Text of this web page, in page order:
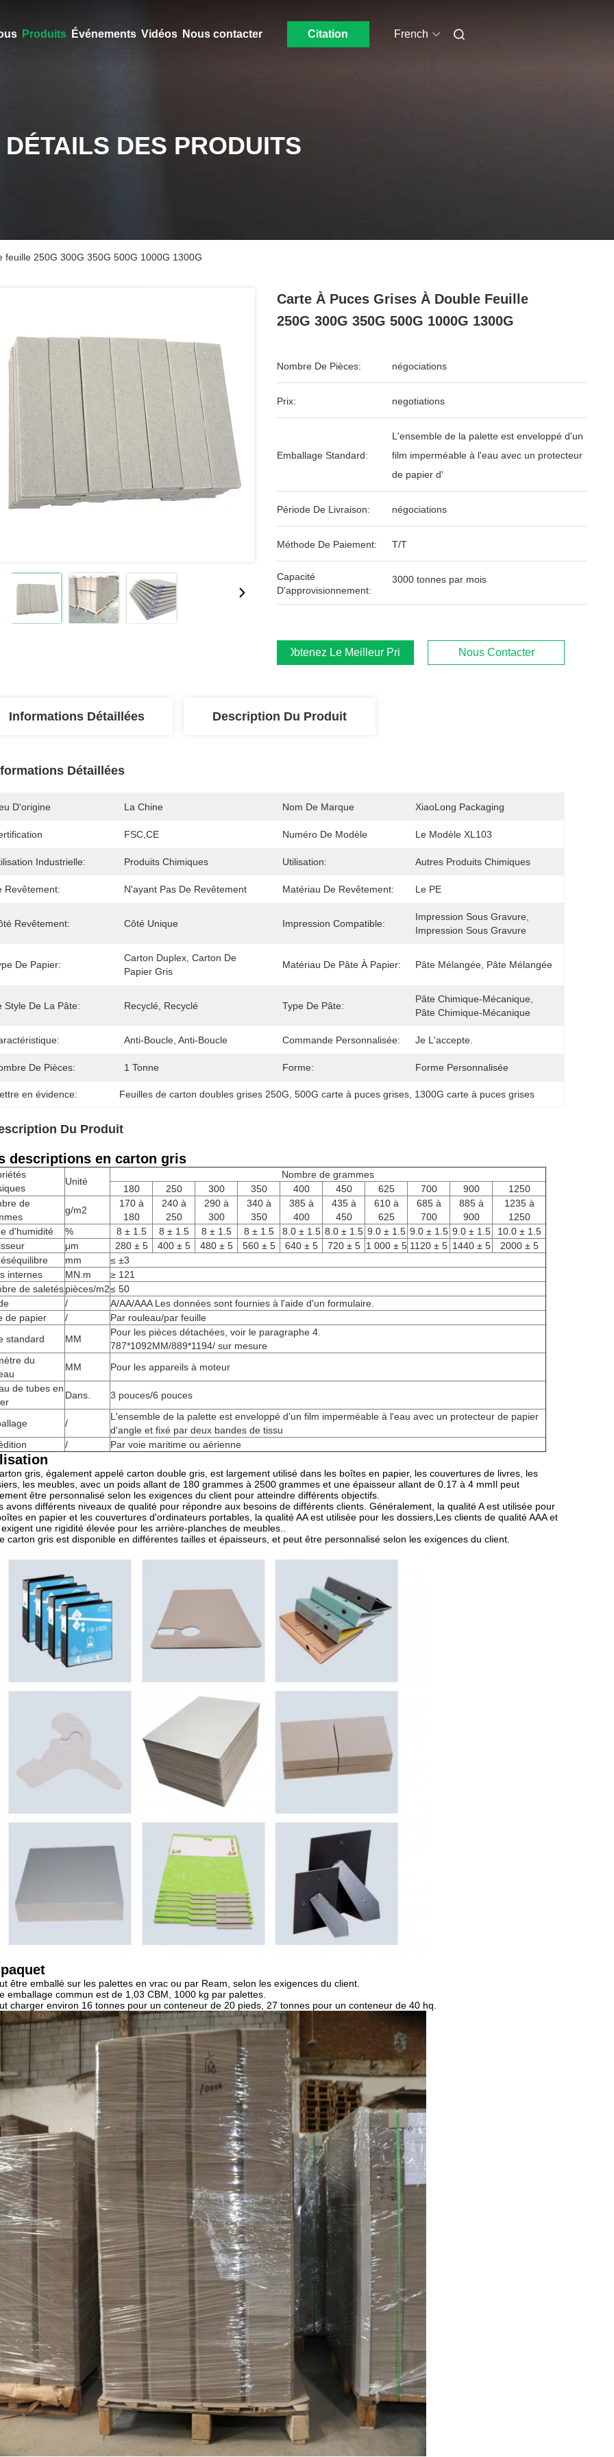
Produits Événements Vidéos Nous contacter Citation French
DÉTAILS DES PRODUITS
feuille 250G 300G 350G 500G 1000G 1300G
Carte À Puces Grises À Double Feuille
250G 300G 350G 500G 1000G 1300G
Nombre De Pièces: négociations
Prix: negotiations
Emballage Standard:
L'ensemble de la palette est enveloppé d'un
film imperméable à l'eau avec un protecteur
de papier d'
Période De Livraison: négociations
Méthode De Paiement: T/T
Capacité
D'approvisionnement:
3000 tonnes par mois
Obtenez Le Meilleur Prix Nous Contacter
Informations Détaillées Description Du Produit
Détaillées
D'origine La Chine Nom De Marque XiaoLong Packaging
FSC,CE Numéro De Modèle Le Modèle XL103
Industrielle: Produits Chimiques Utilisation: Autres Produits Chimiques
Revêtement: N'ayant Pas De Revêtement Matériau De Revêtement: Le PE
Revêtement: Côté Unique Impression Compatible:
Impression Sous Gravure,
Impression Sous Gravure
De Papier:
Carton Duplex, Carton De
Papier Gris
Matériau De Pâte À Papier: Pâte Mélangée, Pâte Mélangée
Style De La Pâte: Recyclé, Recyclé Type De Pâte:
Pâte Chimique-Mécanique,
Pâte Chimique-Mécanique
Anti-Boucle, Anti-Boucle Commande Personnalisée: Je L'accepte.
De Pièces: 1 Tonne Forme: Forme Personnalisée
en évidence: Feuilles de carton doubles grises 250G , 500G carte à puces grises 1300G carte à puces grises
Du Produit
descriptions en carton gris
Unité
Nombre de grammes
180
250 300 350 400 450 625 700 900
1250
de
g/m2
170 à
180
240 à
250
290 à
300
340 à
350
385 à
400
435 à
450
610 à
625
685 à
700
885 à
900
1235 à
1250
d'humidité
% 8 ± 1.5 8 ± 1.5 8 ± 1.5 8 ± 1.5 8.0 ± 1.5 8.0 ± 1.5 9.0 ± 1.5 9.0 ± 1.5 9.0 ± 1.5
10.0 ± 1.5
μm 280 ± 5 400 ± 5 480 ± 5 560 ± 5 640 ± 5 720 ± 5 1 000 ± 5 1120 ± 5 1440 ± 5
2000 ± 5
mm
≤ ±3
internes
MN.m
≥ 121
de saletéspièces/m2≤ 50
/
A/AA/AAA Les données sont fournies à l'aide d'un formulaire.
de papier
/
Par rouleau/par feuille
standard
MM
Pour les pièces détachées, voir le paragraphe 4.
787*1092MM/889*1194/ sur mesure
du
MM
Pour les appareils à moteur
de tubes en
Dans. 3 pouces/6 pouces
/
L'ensemble de la palette est enveloppé d'un film imperméable à l'eau avec un protecteur de papier
d'angle et fixé par deux bandes de tissu
/ Par voie maritime ou aérienne
gris, également appelé carton double gris, est largement utilisé dans les boîtes en papier, les couvertures de livres, les
les meubles, avec un poids allant de 180 grammes à 2500 grammes et une épaisseur allant de 0.17 à 4 mmIl peut
être personnalisé selon les exigences du client pour atteindre différents objectifs.
avons différents niveaux de qualité pour répondre aux besoins de différents clients. Généralement, la qualité A est utilisée pour
en papier et les couvertures d'ordinateurs portables, la qualité AA est utilisée pour les dossiers,Les clients de qualité AAA et
exigent une rigidité élevée pour les arrière-planches de meubles..
carton gris est disponible en différentes tailles et épaisseurs, et peut être personnalisé selon les exigences du client.
être emballé sur les palettes en vrac ou par Ream, selon les exigences du client.
emballage commun est de 1,03 CBM, 1000 kg par palettes.
charger environ 16 tonnes pour un conteneur de 20 pieds, 27 tonnes pour un conteneur de 40 hq.